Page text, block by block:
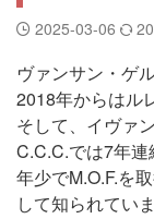
2025-03-06
ヴァンサン・ゲ
2018年からはル
そして、イヴァ
C.C.C.では7年
年少でM.O.F.を
して知られていま